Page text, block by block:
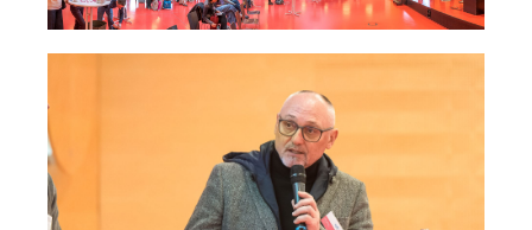
werden Daten automatisiert an diesen Anbieter